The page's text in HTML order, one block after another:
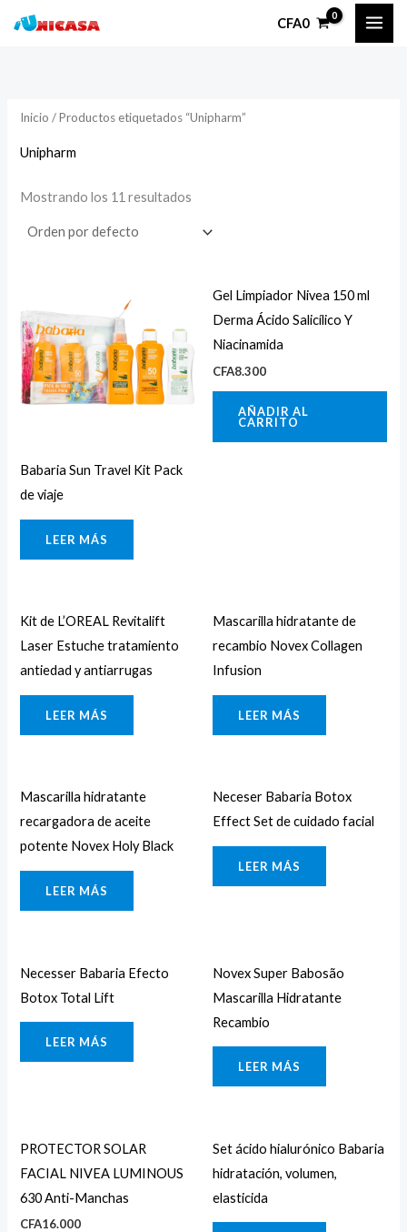
CFA0
Inicio / Productos etiquetados “Unipharm”
Unipharm
Mostrando los 11 resultados
Babaria Sun Travel Kit Pack
de viaje
LEER MÁS
Gel Limpiador Nivea 150 ml
Derma Ácido Salicílico Y
Niacinamida
CFA8.300
AÑADIR AL
CARRITO
Kit de L’OREAL Revitalift
Laser Estuche tratamiento
antiedad y antiarrugas
LEER MÁS
Mascarilla hidratante de
recambio Novex Collagen
Infusion
LEER MÁS
Mascarilla hidratante
recargadora de aceite
potente Novex Holy Black
LEER MÁS
Neceser Babaria Botox
Effect Set de cuidado facial
LEER MÁS
Necesser Babaria Efecto
Botox Total Lift
LEER MÁS
Novex Super Babosão
Mascarilla Hidratante
Recambio
LEER MÁS
PROTECTOR SOLAR
FACIAL NIVEA LUMINOUS
630 Anti-Manchas
CFA16.000
Set ácido hialurónico Babaria
hidratación, volumen,
elasticida